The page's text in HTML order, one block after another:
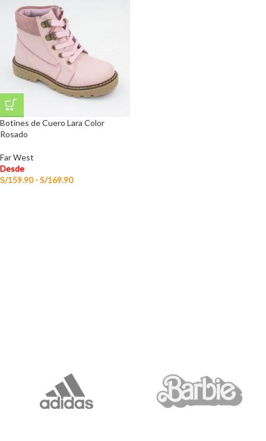
Botines de Cuero Lara Color
Rosado
Far West
Desde
S/159.90 -S/169.90